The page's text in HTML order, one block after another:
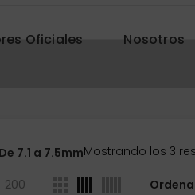
Oficiales Nosotros
De 7.1 a 7.5mmMostrando los 3
200